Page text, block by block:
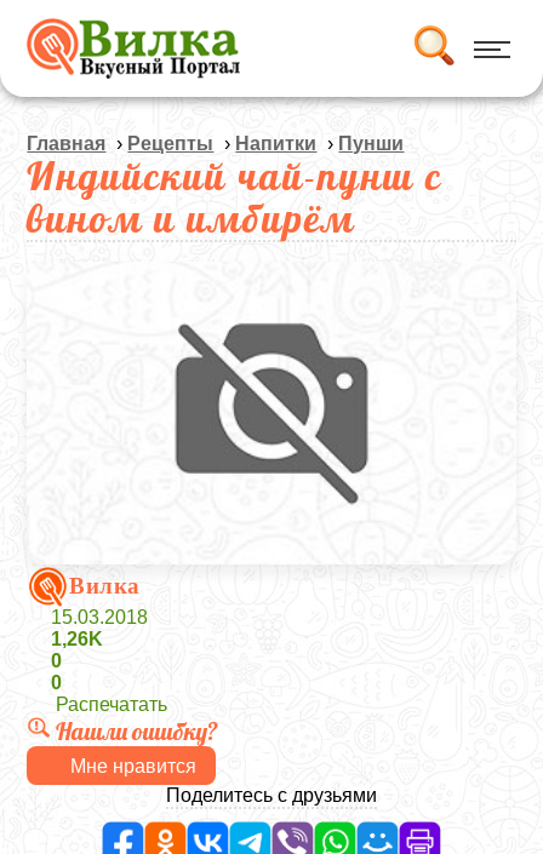
Главная › Рецепты › Напитки › Пунши
Индийский чай-пунш с
вином и имбирём
Вилка
15.03.2018
1,26K
0
0
Распечатать
Нашли ошибку?
Мне нравится
Поделитесь с друзьями